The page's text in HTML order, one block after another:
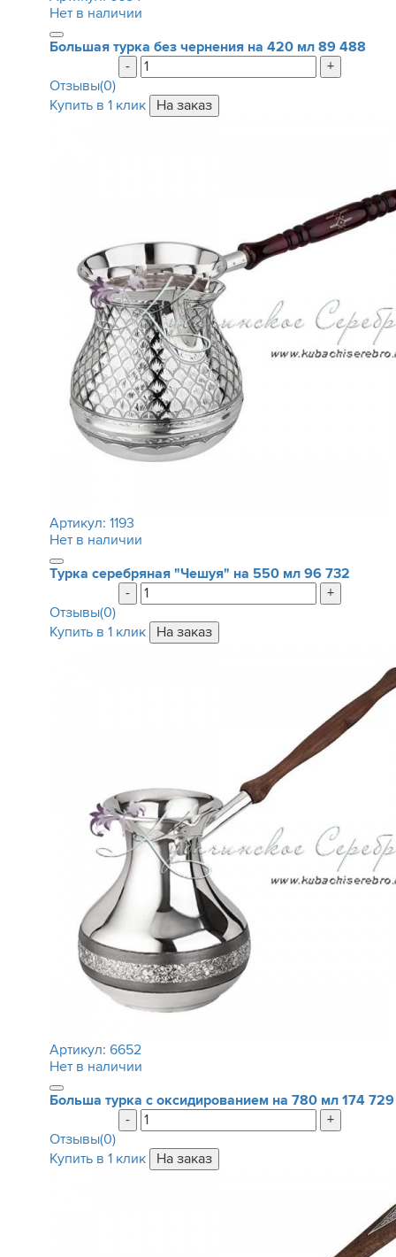
Нет в наличии
Большая турка без чернения на 420 мл 89 488
-
+
Отзывы(0)
Купить в 1 клик
Артикул: 1193
Нет в наличии
Турка серебряная "Чешуя" на 550 мл 96 732
-
+
Отзывы(0)
Купить в 1 клик
Артикул: 6652
Нет в наличии
Больша турка с оксидированием на 780 мл 174 729
-
+
Отзывы(0)
Купить в 1 клик